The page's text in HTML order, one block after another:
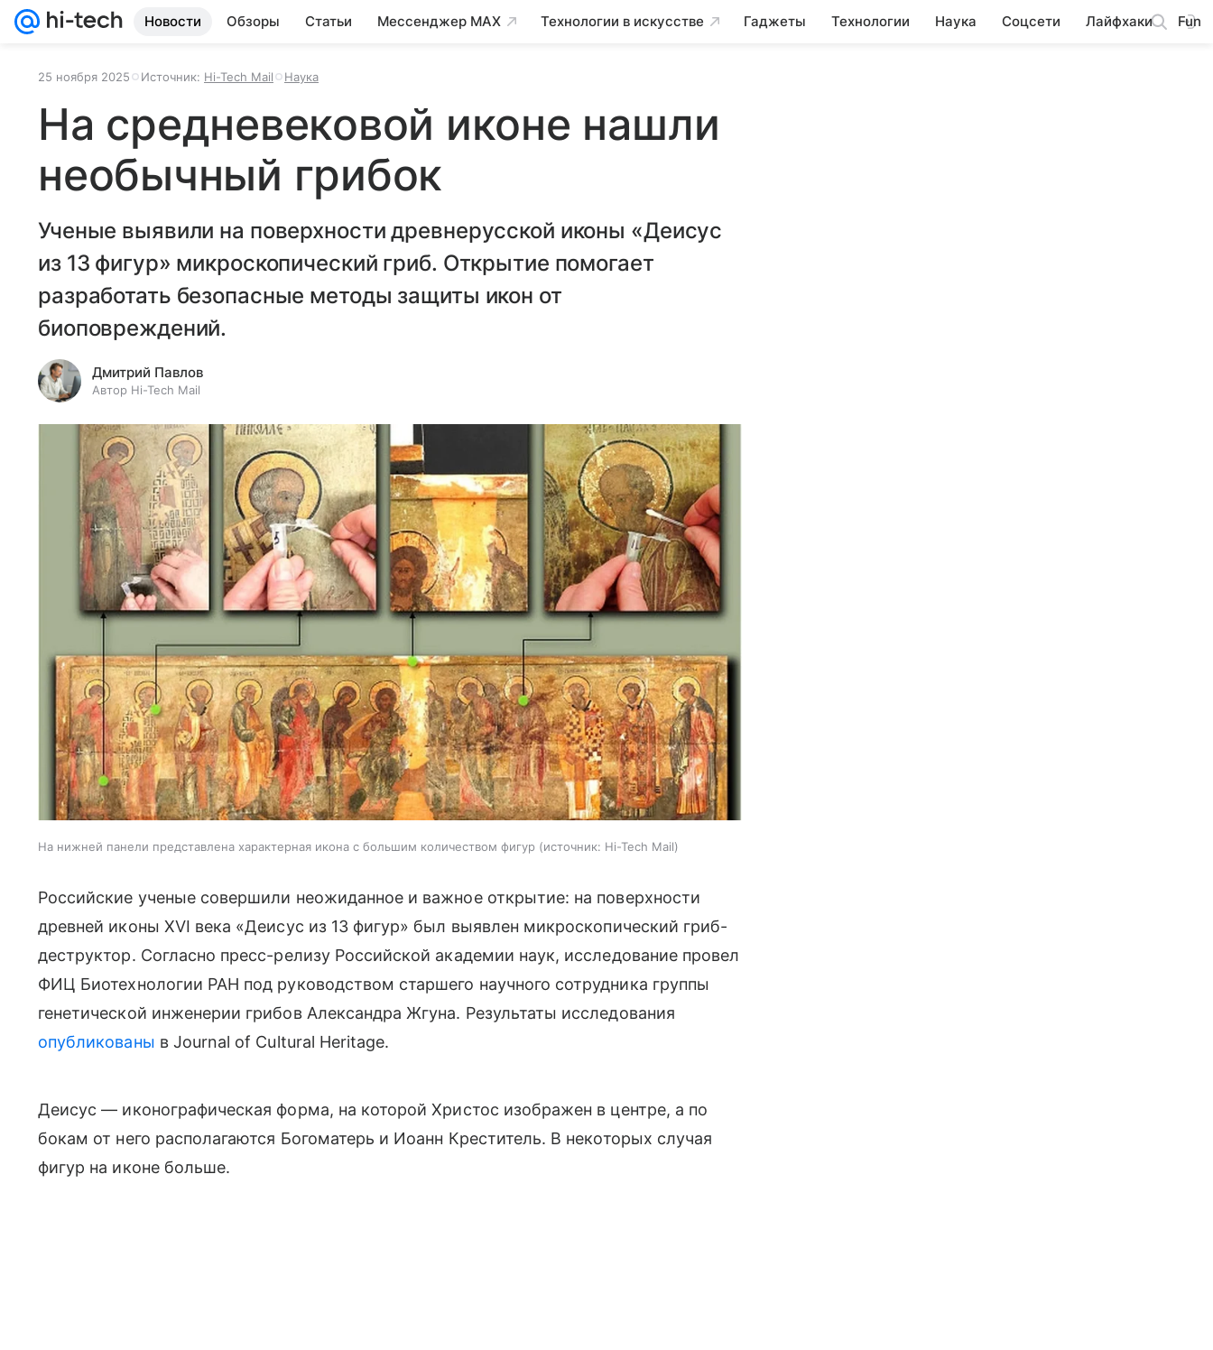
Новости Обзоры Статьи Мессенджер MAX Технологии в искусстве Гаджеты Технологии Наука Соцсети Лайфхаки Fun
25 ноября 2025 Источник: Hi-Tech Mail Наука
На средневековой иконе нашли
необычный грибок
Ученые выявили на поверхности древнерусской иконы «Деисус
из 13 фигур» микроскопический гриб. Открытие помогает
разработать безопасные методы защиты икон от
биоповреждений.
Дмитрий Павлов
Автор Hi-Tech Mail
На нижней панели представлена характерная икона с большим количеством фигур источник: Hi-Tech Mail
Российские ученые совершили неожиданное и важное открытие: на поверхности
древней иконы XVI века «Деисус из 13 фигур» был выявлен микроскопический гриб-
деструктор. Согласно пресс-релизу Российской академии наук, исследование провел
ФИЦ Биотехнологии РАН под руководством старшего научного сотрудника группы
генетической инженерии грибов Александра Жгуна. Результаты исследования
опубликованы в Journal of Cultural Heritage.
Деисус — иконографическая форма, на которой Христос изображен в центре, а по
бокам от него располагаются Богоматерь и Иоанн Креститель. В некоторых случая
фигур на иконе больше.